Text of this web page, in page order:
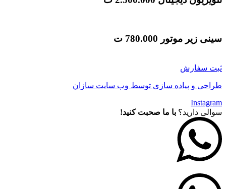
سینی زیر موتور 780.000 ت
ثبت سفارش
طراحی و پیاده سازی توسط وب سایت سازان
Instagram
سوالی دارید؟ با ما صحبت کنید!